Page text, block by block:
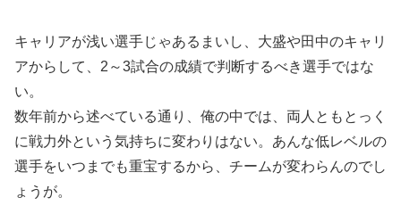
キャリアが浅い選手じゃあるまいし、大盛や田中のキャリ
アからして、2～3試合の成績で判断するべき選手ではな
い。
数年前から述べている通り、俺の中では、両人ともとっく
に戦力外という気持ちに変わりはない。あんな低レベルの
選手をいつまでも重宝するから、チームが変わらんのでし
ょうが。